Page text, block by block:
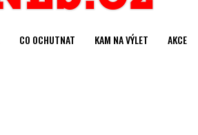
CO OCHUTNAT KAM NA VÝLET AKCE